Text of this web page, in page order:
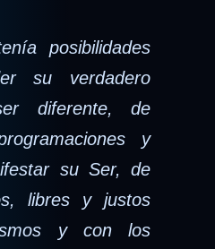
posibilidades
su verdadero
diferente, de
y
su Ser, de
libres y justos
y con los